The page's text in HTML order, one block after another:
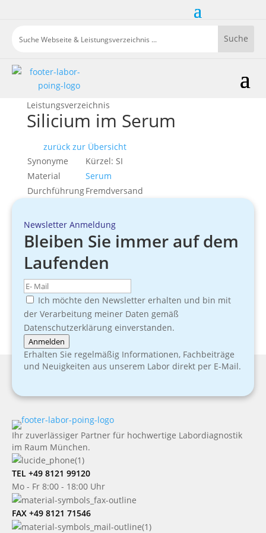
Leistungsverzeichnis
Silicium im Serum
zurück zur Übersicht
Synonyme
Kürzel: SI
Material
Serum
DurchführungFremdversand
Newsletter Anmeldung
Bleiben Sie immer auf dem
Laufenden
Ich möchte den Newsletter erhalten und bin mit
der Verarbeitung meiner Daten gemäß
Datenschutzerklärung einverstanden.
Anmelden
Erhalten Sie regelmäßig Informationen, Fachbeiträge
und Neuigkeiten aus unserem Labor direkt per E-Mail.
Ihr zuverlässiger Partner für hochwertige Labordiagnostik
im Raum München.
TEL +49 8121 99120
Mo - Fr 8:00 - 18:00 Uhr
FAX +49 8121 71546